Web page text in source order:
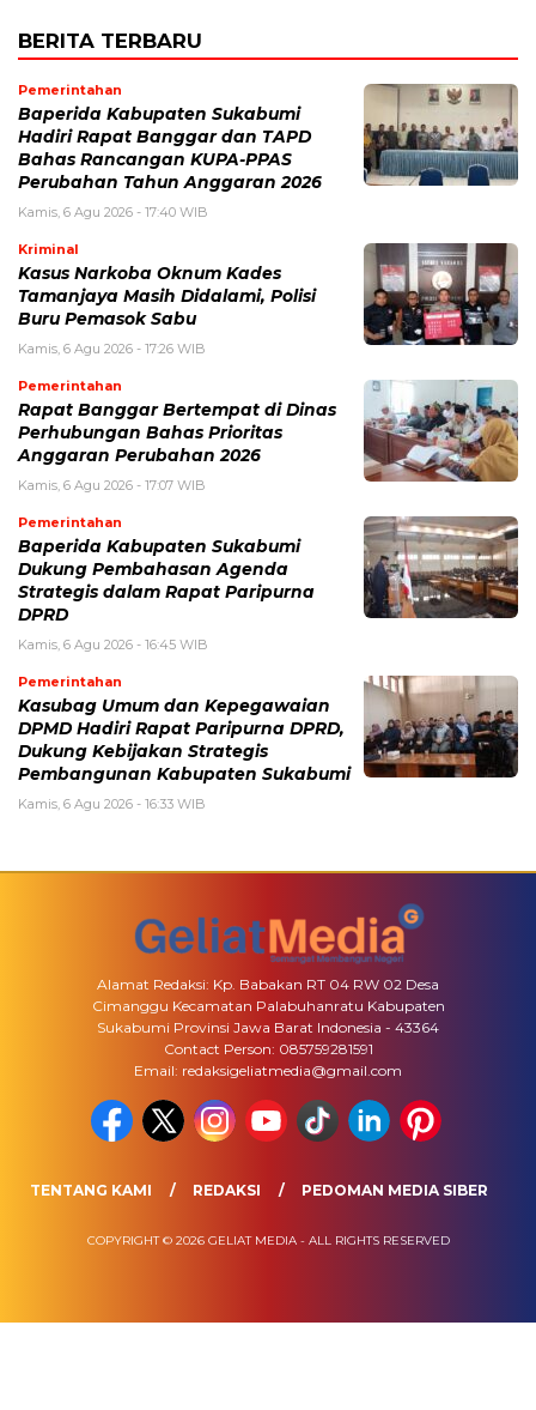
BERITA TERBARU
Pemerintahan
Baperida Kabupaten Sukabumi
Hadiri Rapat Banggar dan TAPD
Bahas Rancangan KUPA-PPAS
Perubahan Tahun Anggaran 2026
Kamis, 6 Agu 2026 - 17:40 WIB
Kriminal
Kasus Narkoba Oknum Kades
Tamanjaya Masih Didalami, Polisi
Buru Pemasok Sabu
Kamis, 6 Agu 2026 - 17:26 WIB
Pemerintahan
Rapat Banggar Bertempat di Dinas
Perhubungan Bahas Prioritas
Anggaran Perubahan 2026
Kamis, 6 Agu 2026 - 17:07 WIB
Pemerintahan
Baperida Kabupaten Sukabumi
Dukung Pembahasan Agenda
Strategis dalam Rapat Paripurna
DPRD
Kamis, 6 Agu 2026 - 16:45 WIB
Pemerintahan
Kasubag Umum dan Kepegawaian
DPMD Hadiri Rapat Paripurna DPRD,
Dukung Kebijakan Strategis
Pembangunan Kabupaten Sukabumi
Kamis, 6 Agu 2026 - 16:33 WIB
Alamat Redaksi: Kp. Babakan RT 04 RW 02 Desa
Cimanggu Kecamatan Palabuhanratu Kabupaten
Sukabumi Provinsi Jawa Barat Indonesia - 43364
Contact Person: 085759281591
Email: redaksigeliatmedia@gmail.com
TENTANG KAMI REDAKSI PEDOMAN MEDIA SIBER
COPYRIGHT © 2026 GELIAT MEDIA - ALL RIGHTS RESERVED